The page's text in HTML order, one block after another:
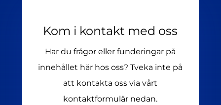
Kom i kontakt med oss
Har du frågor eller funderingar på
innehållet här hos oss? Tveka inte på
att kontakta oss via vårt
kontaktformulär nedan.